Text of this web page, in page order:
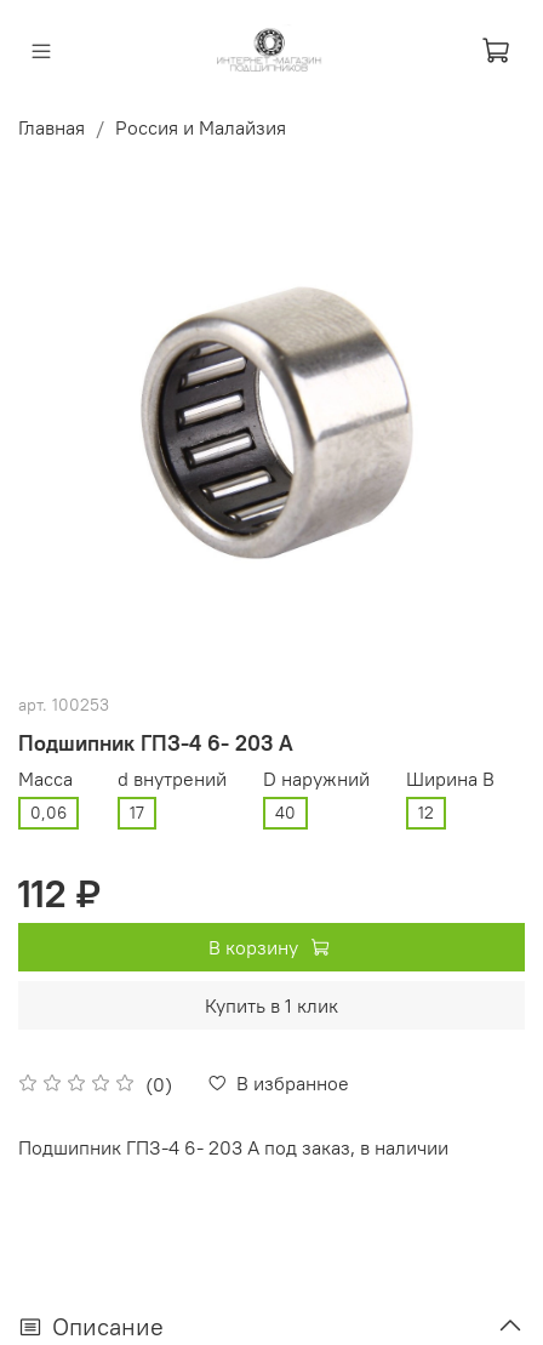
Главная Россия и Малайзия
арт. 100253
Подшипник ГПЗ-4 6- 203 А
(0) В избранное
Масса
0,06
d внутрений
17
D наружний
40
Ширина В
12
112 ₽
В корзину
Купить в 1 клик
Подшипник ГПЗ-4 6- 203 А под заказ, в наличии
Описание